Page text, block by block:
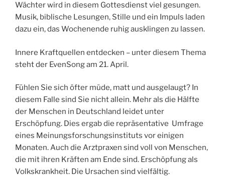
Wächter wird in diesem Gottesdienst viel gesungen.
Musik, biblische Lesungen, Stille und ein Impuls laden
dazu ein, das Wochenende ruhig ausklingen zu lassen.
Innere Kraftquellen entdecken – unter diesem Thema
steht der EvenSong am 21. April.
Fühlen Sie sich öfter müde, matt und ausgelaugt? In
diesem Falle sind Sie nicht allein. Mehr als die Hälfte
der Menschen in Deutschland leidet unter
Erschöpfung. Dies ergab die repräsentative Umfrage
eines Meinungsforschungsinstituts vor einigen
Monaten. Auch die Arztpraxen sind voll von Menschen,
die mit ihren Kräften am Ende sind. Erschöpfung als
Volkskrankheit. Die Ursachen sind vielfältig.